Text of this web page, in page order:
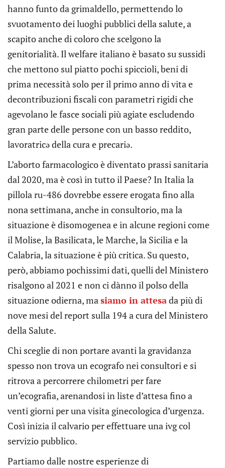
hanno funto da grimaldello, permettendo lo
svuotamento dei luoghi pubblici della salute, a
scapito anche di coloro che scelgono la
genitorialità. Il welfare italiano è basato su sussidi
che mettono sul piatto pochi spiccioli, beni di
prima necessità solo per il primo anno di vita e
decontribuzioni fiscali con parametri rigidi che
agevolano le fasce sociali più agiate escludendo
gran parte delle persone con un basso reddito,
lavoratricə della cura e precariə.
L’aborto farmacologico è diventato prassi sanitaria
dal 2020, ma è così in tutto il Paese? In Italia la
pillola ru-486 dovrebbe essere erogata fino alla
nona settimana, anche in consultorio, ma la
situazione è disomogenea e in alcune regioni come
il Molise, la Basilicata, le Marche, la Sicilia e la
Calabria, la situazione è più critica. Su questo,
però, abbiamo pochissimi dati, quelli del Ministero
risalgono al 2021 e non ci dànno il polso della
situazione odierna, masiamo in attesada più di
nove mesi del report sulla 194 a cura del Ministero
della Salute.
Chi sceglie di non portare avanti la gravidanza
spesso non trova un ecografo nei consultori e si
ritrova a percorrere chilometri per fare
un’ecografia, arenandosi in liste d’attesa fino a
venti giorni per una visita ginecologica d’urgenza.
Così inizia il calvario per effettuare una ivg col
servizio pubblico.
Partiamo dalle nostre esperienze di